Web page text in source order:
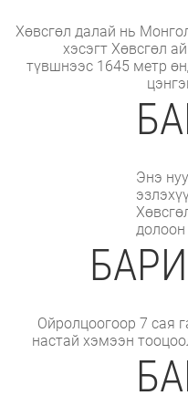
Хөвсгөл далай нь
хэсэгт Хөвсгөл
түвшнээс 1645 метр
Энэ
Ойролцоогоор 7 сая
настай хэмээн